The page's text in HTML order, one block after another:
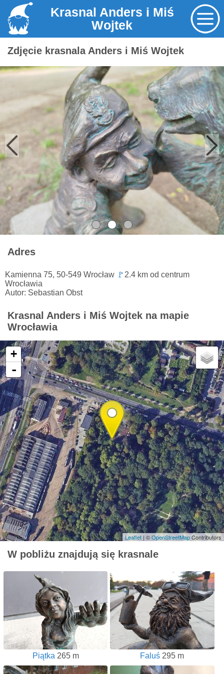
Krasnal Anders i Miś
Wojtek
Zdjęcie krasnala Anders i Miś Wojtek
Adres
Kamienna 75, 50-549 Wrocław 🚩 2.4 km od centrum
Wrocławia
Autor: Sebastian Obst
Krasnal Anders i Miś Wojtek na mapie
Wrocławia
+
-
Leaflet | ©OpenStreetMapContributors
W pobliżu znajdują się krasnale
Piątka 265 m Faluś 295 m